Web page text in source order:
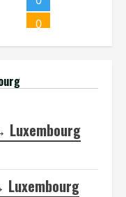
Luxembourg
Luxembourg